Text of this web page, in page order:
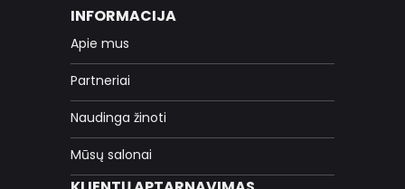
INFORMACIJA
Apie mus
Partneriai
Naudinga žinoti
Mūsų salonai